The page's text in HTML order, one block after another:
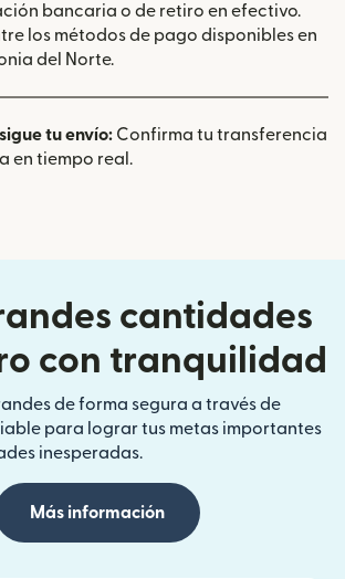
bancaria o de retiro en efectivo.
los métodos de pago disponibles en
del Norte.
tu envío: Confirma tu transferencia
en tiempo real.
cantidades
con tranquilidad
de forma segura a través de
para lograr tus metas importantes
inesperadas.
Más información